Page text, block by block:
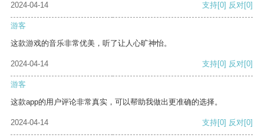
2024-04-14
支持[0] 反对[0]
游客
这款游戏的音乐非常优美，听了让人心旷神怡。
2024-04-14 支持[0] 反对[0]
游客
这款app的用户评论非常真实，可以帮助我做出更准确的选择。
2024-04-14 支持[0] 反对[0]